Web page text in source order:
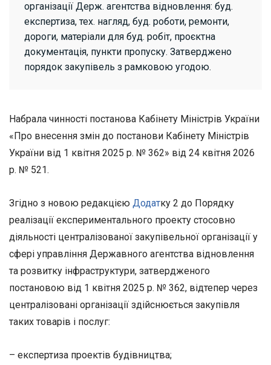
організації Держ. агентства відновлення: буд.
експертиза, тех. нагляд, буд. роботи, ремонти,
дороги, матеріали для буд. робіт, проєктна
документація, пункти пропуску. Затверджено
порядок закупівель з рамковою угодою.
Набрала чинності постанова Кабінету Міністрів України
«Про внесення змін до постанови Кабінету Міністрів
України від 1 квітня 2025 р. № 362» від 24 квітня 2026
р. № 521.
Згідно з новою редакцією Додатку 2 до Порядку
реалізації експериментального проекту стосовно
діяльності централізованої закупівельної організації у
сфері управління Державного агентства відновлення
та розвитку інфраструктури, затвердженого
постановою від 1 квітня 2025 р. № 362, відтепер через
централізовані організації здійснюється закупівля
таких товарів і послуг:
– експертиза проектів будівництва;